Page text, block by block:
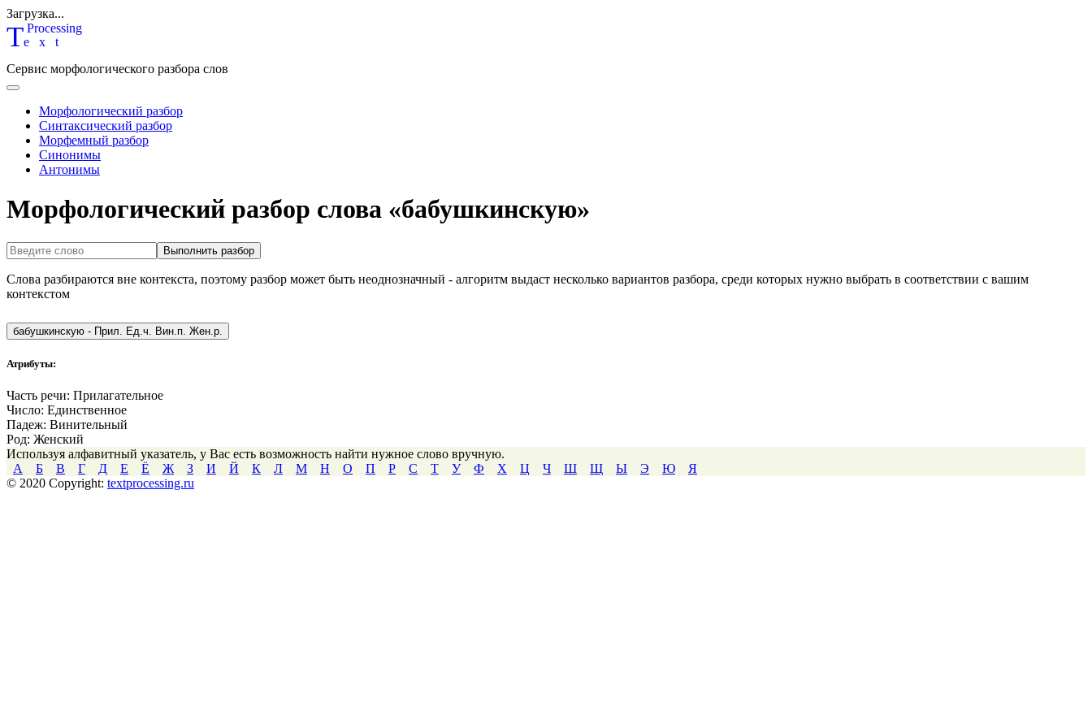
Загрузка...
Text
Processing
Сервис морфологического разбора слов
Морфологический разбор
Синтаксический разбор
Морфемный разбор
Синонимы
Антонимы
Морфологический разбор слова «бабушкинскую»
Выполнить разбор
Слова разбираются вне контекста, поэтому разбор может быть неоднозначный - алгоритм выдаст несколько вариантов разбора, среди которых нужно выбрать в соответствии с вашим
контекстом
бабушкинскую - Прил. Ед.ч. Вин.п. Жен.р.
Атрибуты:
Часть речи: Прилагательное
Число: Единственное
Падеж: Винительный
Род: Женский
Используя алфавитный указатель, у Вас есть возможность найти нужное слово вручную.
А
Б В Г Д Е Ё Ж З И Й К Л М Н О П Р С Т У Ф Х Ц Ч Ш Щ Ы Э Ю
Я
© 2020 Copyright: textprocessing.ru